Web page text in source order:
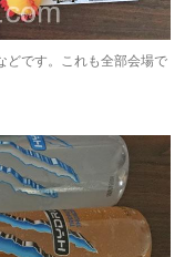
どです。これも全部会場で